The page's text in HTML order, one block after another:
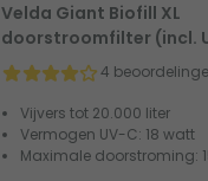
Velda Giant Biofill XL
doorstroomfilter (incl.
4
Vijvers tot 20.000 liter
Vermogen UV-C: 18 watt
Maximale doorstroming: